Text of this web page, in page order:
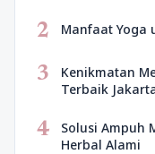
2 Manfaat Yoga
3
Kenikmatan
Terbaik
4
Solusi Ampuh
Herbal Alami